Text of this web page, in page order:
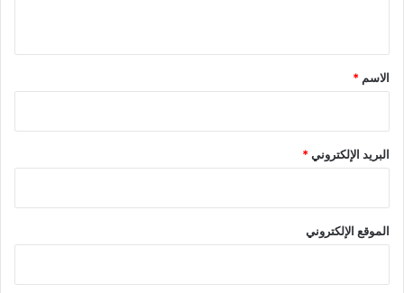
*
الاسم *
البريد الإلكتروني*
الموقع الإلكتروني